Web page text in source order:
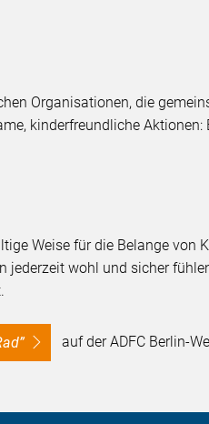
Organisationen, die
kinderfreundliche Aktionen:
Weise für die Belange von
jederzeit wohl und sicher
auf der ADFC Berlin-